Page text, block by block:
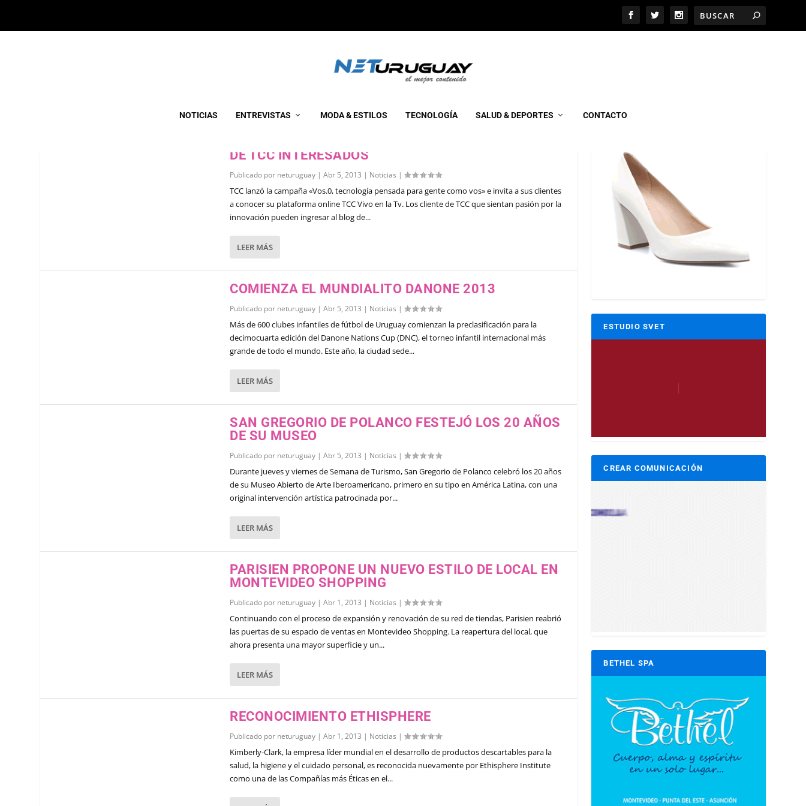
NOTICIAS ENTREVISTAS MODA & ESTILOS TECNOLOGÍA SALUD & DEPORTES CONTACTO
DE TCC INTERESADOS
Publicado por neturuguay |Abr 5, 2013 | Noticias |
TCC lanzó la campaña «Vos.0, tecnología pensada para gente como vos» e invita a sus clientes
a conocer su plataforma online TCC Vivo en la Tv. Los cliente de TCC que sientan pasión por la
innovación pueden ingresar al blog de...
LEER MÁS
COMIENZA EL MUNDIALITO DANONE 2013
Publicado por neturuguay |Abr 5, 2013 | Noticias |
Más de 600 clubes infantiles de fútbol de Uruguay comienzan la preclasificación para la
decimocuarta edición del Danone Nations Cup (DNC), el torneo infantil internacional más
grande de todo el mundo. Este año, la ciudad sede...
LEER MÁS
SAN GREGORIO DE POLANCO FESTEJÓ LOS 20 AÑOS
DE SU MUSEO
Publicado por neturuguay |Abr 5, 2013 | Noticias |
Durante jueves y viernes de Semana de Turismo, San Gregorio de Polanco celebró los 20 años
de su Museo Abierto de Arte Iberoamericano, primero en su tipo en América Latina, con una
original intervención artística patrocinada por...
LEER MÁS
PARISIEN PROPONE UN NUEVO ESTILO DE LOCAL EN
MONTEVIDEO SHOPPING
Publicado por neturuguay |Abr 1, 2013 | Noticias |
Continuando con el proceso de expansión y renovación de su red de tiendas, Parisien reabrió
las puertas de su espacio de ventas en Montevideo Shopping. La reapertura del local, que
ahora presenta una mayor superficie y un...
LEER MÁS
RECONOCIMIENTO ETHISPHERE
Publicado por neturuguay |Abr 1, 2013 | Noticias |
Kimberly-Clark, la empresa líder mundial en el desarrollo de productos descartables para la
salud, la higiene y el cuidado personal, es reconocida nuevamente por Ethisphere Institute
como una de las Compañías más Éticas en el...
ESTUDIO SVET
CREAR COMUNICACIÓN
BETHEL SPA